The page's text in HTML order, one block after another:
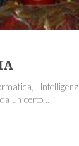
un certo...